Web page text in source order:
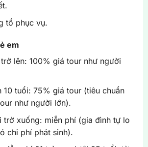
tổ phục vụ.
em
trở lên: 100% giá tour như người
10 tuổi: 75% giá tour (tiêu chuẩn
như người lớn).
trở xuống: miễn phí (gia đình tự lo
chi phí phát sinh).